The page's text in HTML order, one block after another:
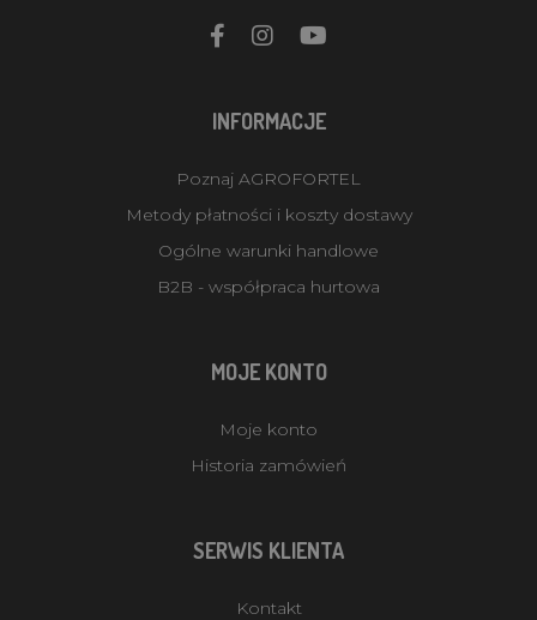
INFORMACJE
Poznaj AGROFORTEL
Metody płatności i koszty dostawy
Ogólne warunki handlowe
B2B - współpraca hurtowa
MOJE KONTO
Moje konto
Historia zamówień
SERWIS KLIENTA
Kontakt